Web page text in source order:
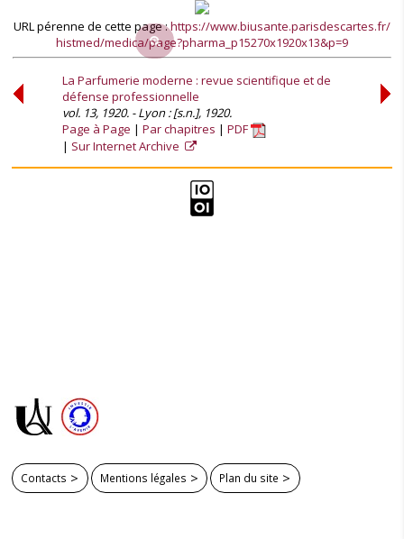
URL pérenne de cette page :https://www.biusante.parisdescartes.fr/
histmed/medica/page?pharma_p15270x1920x13&p=9
La Parfumerie moderne : revue scientifique et de
défense professionnelle
vol. 13, 1920. - Lyon : [s.n.], 1920.
Page à Page
Par chapitres
PDF
Sur Internet Archive
Contacts Mentions légales Plan du site